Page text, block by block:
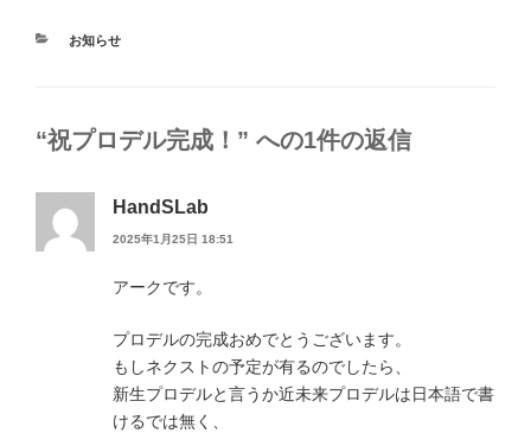
カ
お知らせ
“祝プロデル完成！” への1件の返信
HandSLab
2025年1月25日 18:51
アークです。
プロデルの完成おめでとうございます。
もしネクストの予定が有るのでしたら、
新生プロデルと言うか近未来プロデルは日本語で書
けるでは無く、